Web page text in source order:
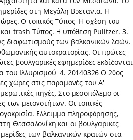
στη Μεγάλη Βρετανία. Η
Ο τοπικός Τύπος. Η σχέση του
trash Τύπος. Η υπόθεση Pulitzer. 3.
διαφωτισμούς των βαλκανικών λαών.
αυτοκρατορίας. Οι πρώτες
βουλγαρικές εφημερίδες εκδίδονται
του Ιλλυρισμού. 4. 20140326 Ο 20ος
χώρες στις παραμονές του Α'
πηγές. Στο μεσοπόλεμο οι
των μειονοτήτων. Οι τοπικές
Ελλειμμα πληροφόρησης,
Θεσσαλονίκη και οι βουλγαρικές
των βαλκανικών κρατών στα